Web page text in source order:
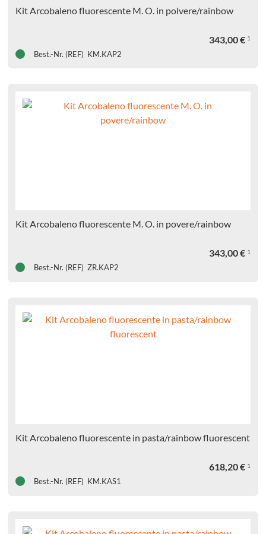
Kit Arcobaleno fluorescente M. O. in polvere/rainbow
343,00€ 1
Best.-Nr. (REF) KM.KAP2
Kit Arcobaleno fluorescente M. O. in povere/rainbow
343,00€ 1
Best.-Nr. (REF) ZR.KAP2
Kit Arcobaleno fluorescente in pasta/rainbow fluorescent
618,20€ 1
Best.-Nr. (REF) KM.KAS1